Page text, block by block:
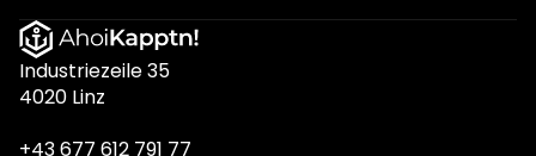
Industriezeile 35
4020 Linz
+43 677 612 791 77